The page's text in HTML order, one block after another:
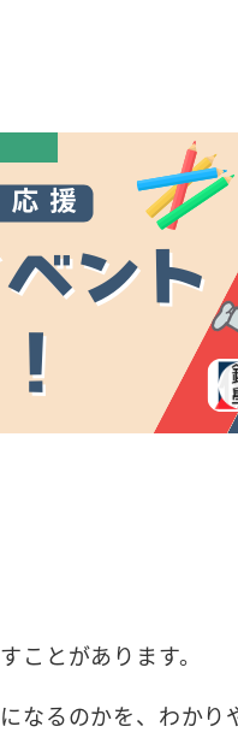
ことがあります。
になるのかを、わかり